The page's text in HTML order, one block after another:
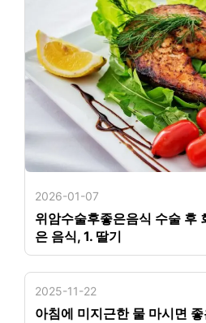
2026-01-07
위암수술후좋은음식 수술 후
은 음식, 1. 딸기
2025-11-22
아침에 미지근한 물 마시면 좋